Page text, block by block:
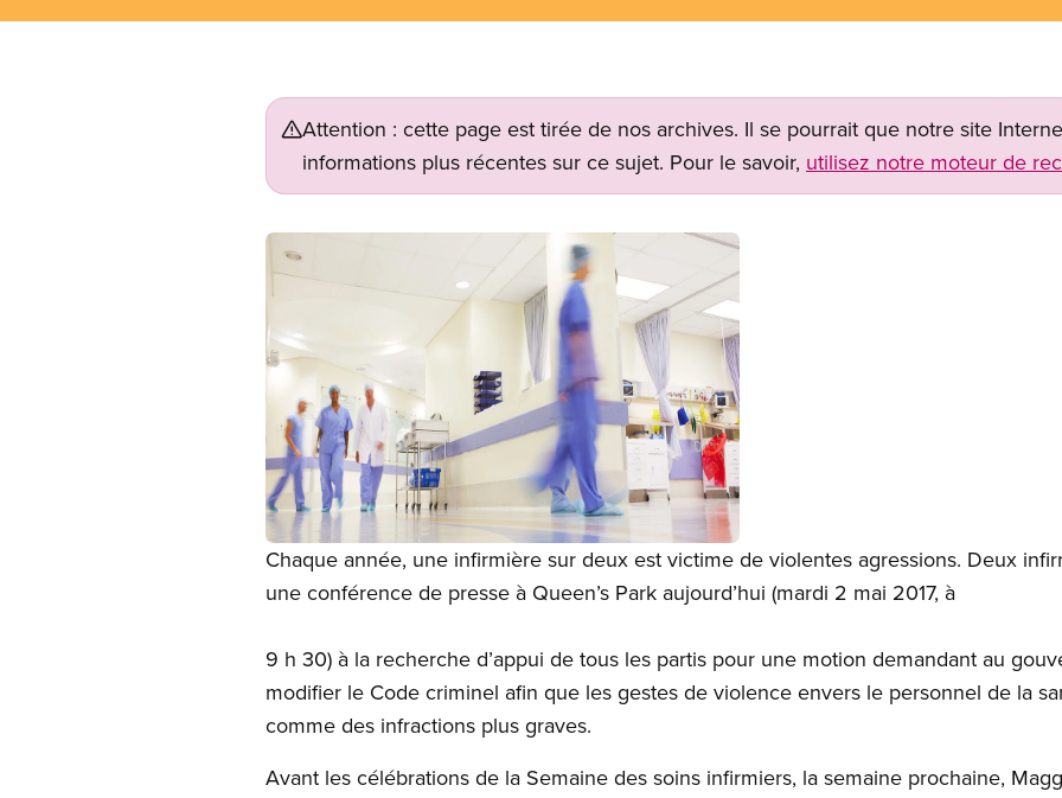
Attention : cette page est tirée de nos archives. Il se pourrait que notre site
informations plus récentes sur ce sujet. Pour le savoir, utilisez notre moteur de
Open image in modal
Chaque année, une infirmière sur deux est victime de violentes agressions. Deux
une conférence de presse à Queen’s Park aujourd’hui (mardi 2 mai 2017, à
9 h 30) à la recherche d’appui de tous les partis pour une motion demandant au
modifier le Code criminel afin que les gestes de violence envers le personnel de la
comme des infractions plus graves.
Avant les célébrations de la Semaine des soins infirmiers, la semaine prochaine,